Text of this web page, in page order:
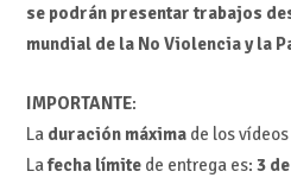
se podrán presentar trabajos
mundial de la No Violencia y la
IMPORTANTE:
La duración máximade los vídeos
Lafecha límitede entrega es: 3